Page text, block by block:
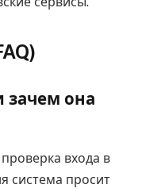
зачем она
входа в
система просит